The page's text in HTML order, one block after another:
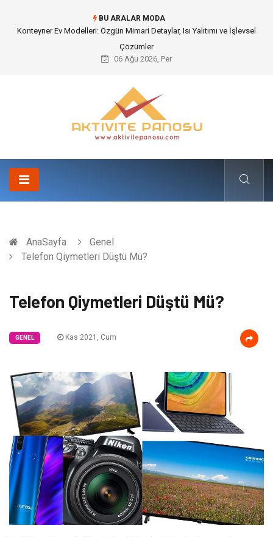
BU ARALAR MODA
Nakliye Nedir ve Tedarik Zincirindeki Önemi Nasıl Anlaşılır?
06 Ağu 2026, Per
AnaSayfa
Genel
Telefon Qiymetleri Düştü Mü?
Telefon Qiymetleri Düştü Mü?
GENEL Kas 2021, Cum